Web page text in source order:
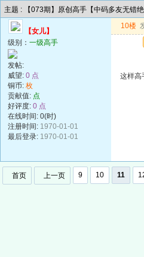
主题 : 【073期】原创高手【中码多友无错
【女儿】
级别： 一级高手
发帖:
威望: 0 点
铜币: 枚
贡献值: 点
好评度: 0 点
在线时间: 0(时)
注册时间: 1970-01-01
最后登录: 1970-01-01
10楼
这样高
首页 上一页 9 10 11